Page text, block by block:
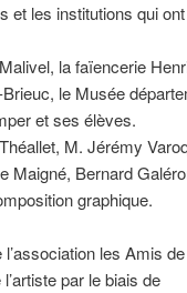
et les institutions qui ont
la faïencerie
le Musée
et ses élèves.
M. Jérémy
Maigné, Bernard
graphique.
les Amis
par le biais de